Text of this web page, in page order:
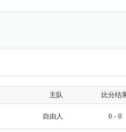
主队 比分结
自由人 0 - 0